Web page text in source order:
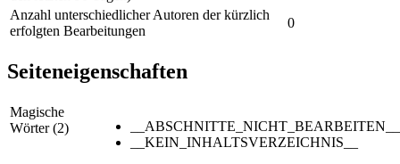
Anzahl unterschiedlicher Autoren der kürzlich
erfolgten Bearbeitungen
0
Seiteneigenschaften
Magische
Wörter (2)
__ABSCHNITTE_NICHT_BEARBEITEN__
__KEIN_INHALTSVERZEICHNIS__